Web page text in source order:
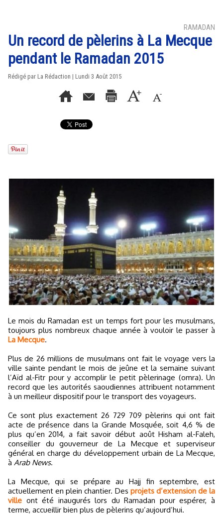
RAMADAN
Un record de pèlerins à La Mecque
pendant le Ramadan 2015
Rédigé par La Rédaction | Lundi 3 Août 2015
Le mois du Ramadan est un temps fort pour les musulmans,
toujours plus nombreux chaque année à vouloir le passer à
La Mecque.
Plus de 26 millions de musulmans ont fait le voyage vers la
ville sainte pendant le mois de jeûne et la semaine suivant
l’Aïd al-Fitr pour y accomplir le petit pèlerinage (omra). Un
record que les autorités saoudiennes attribuent notamment
à un meilleur dispositif pour le transport des voyageurs.
Ce sont plus exactement 26 729 709 pèlerins qui ont fait
acte de présence dans la Grande Mosquée, soit 4,6 % de
plus qu’en 2014, a fait savoir début août Hisham al-Faleh,
conseiller du gouverneur de La Mecque et superviseur
général en charge du développement urbain de La Mecque,
à Arab News.
La Mecque, qui se prépare au Hajj fin septembre, est
actuellement en plein chantier. Des projets d’extension de la
ville ont été inaugurés lors du Ramadan pour espérer, à
terme, accueillir bien plus de pèlerins qu’aujourd’hui.